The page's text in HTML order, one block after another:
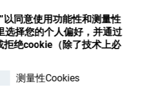
以同意使用功能性和测量性
选择您的个人偏好，并通过
拒绝cookie（除了技术上必
测量性Cookies
登录